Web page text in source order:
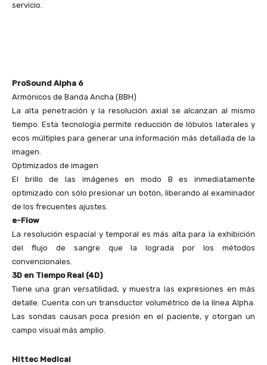
servicio.
ProSound Alpha 6
Armónicos de Banda Ancha (BBH)
La alta penetración y la resolución axial se alcanzan al mismo
tiempo. Esta tecnología permite reducción de lóbulos laterales y
ecos múltiples para generar una información más detallada de la
imagen.
Optimizados de imagen
El brillo de las imágenes en modo B es inmediatamente
optimizado con sólo presionar un botón, liberando al examinador
de los frecuentes ajustes.
e-Flow
La resolución espacial y temporal es más alta para la exhibición
del flujo de sangre que la lograda por los métodos
convencionales.
3D en Tiempo Real (4D)
Tiene una gran versatilidad, y muestra las expresiones en más
detalle. Cuenta con un transductor volumétrico de la línea Alpha.
Las sondas causan poca presión en el paciente, y otorgan un
campo visual más amplio.
Hittec Medical